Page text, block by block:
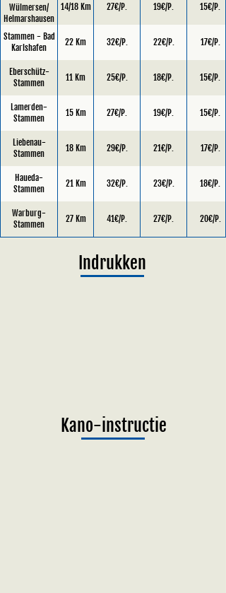
Wülmersen/
Helmarshausen
14/18 Km 27€/P. 19€/P. 15€/P.
Stammen - Bad
Karlshafen
22 Km 32€/P. 22€/P. 17€/P.
Eberschütz-
Stammen
11 Km 25€/P. 18€/P. 15€/P.
Lamerden-
Stammen
15 Km 27€/P. 19€/P. 15€/P.
Liebenau-
Stammen
18 Km 29€/P. 21€/P. 17€/P.
Haueda-
Stammen
21 Km 32€/P. 23€/P. 18€/P.
Warburg-
Stammen
27 Km 41€/P. 27€/P. 20€/P.
Indrukken
Kano-instructie